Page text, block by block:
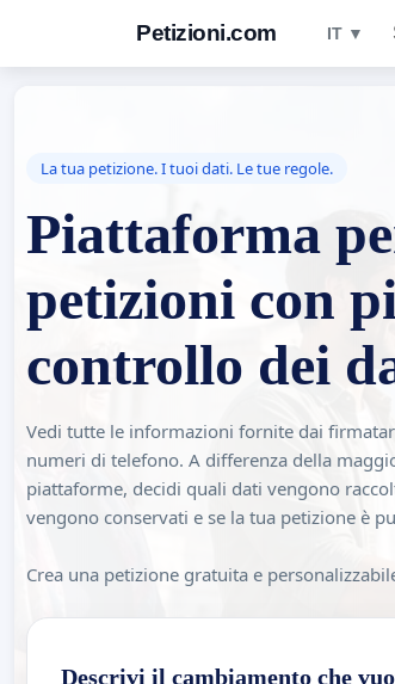
Petizioni.com IT ▼
La tua petizione. I tuoi dati. Le tue regole.
Piattaforma
petizioni con
controllo dei
Vedi tutte le informazioni fornite dai
numeri di telefono. A differenza della
piattaforme, decidi quali dati vengono
vengono conservati e se la tua petizione è
Crea una petizione gratuita e
Descrivi il cambiamento che